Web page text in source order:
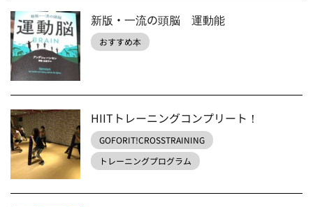
新版・一流の頭脳 運動能
おすすめ本
HIITトレーニングコンプリート！
GOFORIT!CROSSTRAINING
トレーニングプログラム